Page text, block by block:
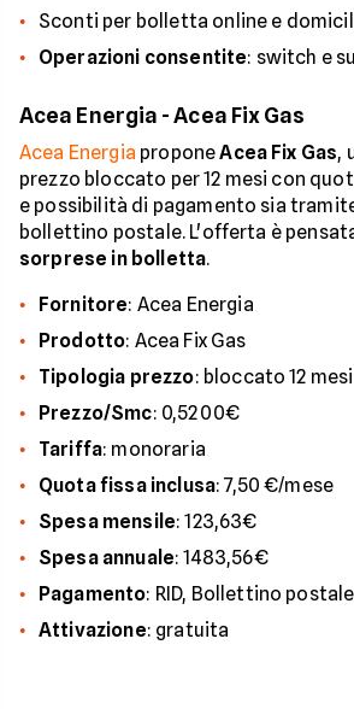
Sconti per bolletta online e
Operazioni consentite: switch e
Acea Energia - Acea Fix Gas
Acea Energia proponeAcea Fix Gas,
prezzo bloccato per 12 mesi con
e possibilità di pagamento sia
bollettino postale. L'offerta è
sorprese in bolletta.
Fornitore: Acea Energia
Prodotto: Acea Fix Gas
Tipologia prezzo: bloccato 12 mesi
Prezzo/Smc: 0,5200€
Tariffa: monoraria
Quota fissa inclusa: 7,50 €/mese
Spesa mensile: 123,63€
Spesa annuale: 1483,56€
Pagamento: RID, Bollettino postale
Attivazione: gratuita